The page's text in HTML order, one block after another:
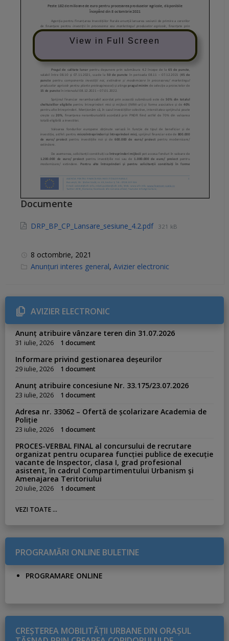
View in Full Screen
Documente
DRP_BP_CP_Lansare_sesiune_4.2.pdf 321 kB
8 octombrie, 2021
C
r
i
e
s
Anunțuri interes general, Avizier electronic
AVIZIER ELECTRONIC
Anunț atribuire vânzare teren din 31.07.2026
31 iulie, 2026 1 document
Informare privind gestionarea deșeurilor
29 iulie, 2026 1 document
Anunț atribuire concesiune Nr. 33.175/23.07.2026
23 iulie, 2026 1 document
Adresa nr. 33062 – Ofertă de școlarizare Academia de
Poliție
23 iulie, 2026 1 document
PROCES-VERBAL FINAL al concursului de recrutare
organizat pentru ocuparea funcției publice de execuție
vacante de Inspector, clasa I, grad profesional
asistent, în cadrul Compartimentului Urbanism și
Amenajarea Teritoriului
20 iulie, 2026 1 document
VEZI TOATE ...
PROGRAMĂRI ONLINE BULETINE
PROGRAMARE ONLINE
CREŞTEREA MOBILITĂŢII URBANE DIN ORAŞUL